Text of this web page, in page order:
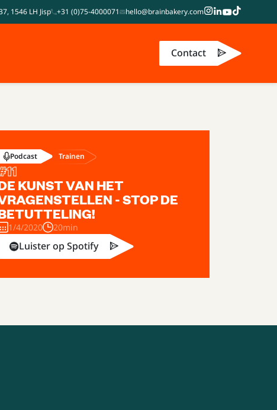
1546 LH Jisp +31 (0)75-4000071 hello@brainbakery.com
Contact
Podcast Trainen
11
KUNST VAN HET
- STOP DE
1/4/2020 20min
Luister op Spotify